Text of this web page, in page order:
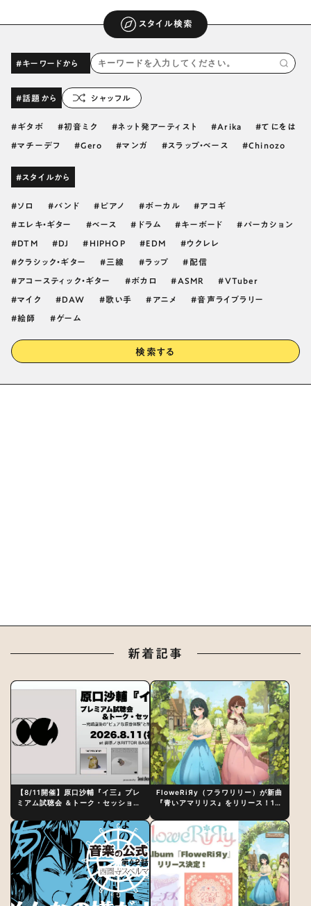
スタイル検索
#キーワードから
#話題から シャッフル
ギタボ 初音ミク ネット発アーティスト Arika てにをは
マチーデフ Gero マンガ スラップ・ベース Chinozo
#スタイルから
ソロ バンド ピアノ ボーカル アコギ
エレキ・ギター ベース ドラム キーボード パーカション
DTM DJ HIPHOP EDM ウクレレ
クラシック・ギター 三線 ラップ 配信
アコースティック・ギター ボカロ ASMR VTuber
マイク DAW 歌い手 アニメ 音声ライブラリー
絵師 ゲーム
検索する
新着記事
【8/11開催】原口沙輔『イ三』プレ
ミアム試聴会 ＆トーク・セッション
制作秘話
FloweRiЯy（フラワリリー）が新曲
『青いアマリリス』をリリース！1st